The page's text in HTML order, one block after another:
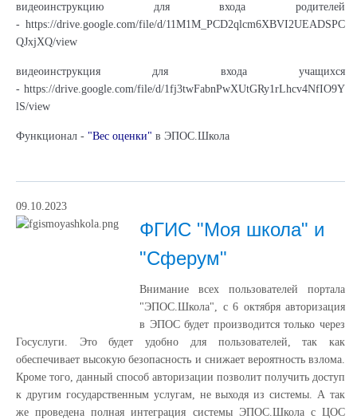
видеоинструкцию для входа родителей
- https://drive.google.com/file/d/11M1M_PCD2qlcm6XBVI2UEADSPC
QJxjXQ/view
видеоинструкция для входа учащихся
- https://drive.google.com/file/d/1fj3twFabnPwXUtGRy1rLhcv4NfIO9Y
lS/view
Функционал - "Вес оценки" в ЭПОС.Школа
09.10.2023
ФГИС "Моя школа" и
"Сферум"
Внимание всех пользователей портала
"ЭПОС.Школа", с 6 октября авторизация
в ЭПОС будет производится только через
Госуслуги. Это будет удобно для пользователей, так как
обеспечивает высокую безопасность и снижает вероятность взлома.
Кроме того, данный способ авторизации позволит получить доступ
к другим государственным услугам, не выходя из системы. А так
же проведена полная интеграция системы ЭПОС.Школа с ЦОС